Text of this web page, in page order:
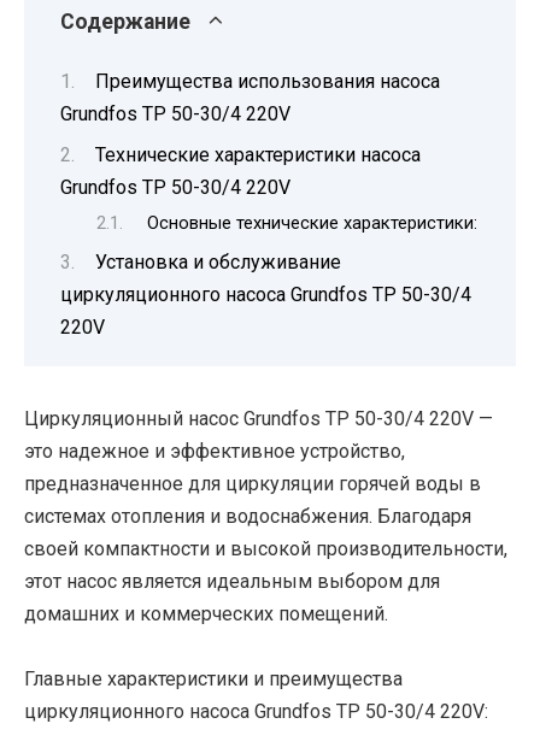
Содержание
Преимущества использования насоса
Grundfos TP 50-30/4 220V
Технические характеристики насоса
Grundfos TP 50-30/4 220V
Основные технические характеристики:
Установка и обслуживание
циркуляционного насоса Grundfos TP 50-30/4
220V
Циркуляционный насос Grundfos TP 50-30/4 220V —
это надежное и эффективное устройство,
предназначенное для циркуляции горячей воды в
системах отопления и водоснабжения. Благодаря
своей компактности и высокой производительности,
этот насос является идеальным выбором для
домашних и коммерческих помещений.
Главные характеристики и преимущества
циркуляционного насоса Grundfos TP 50-30/4 220V: